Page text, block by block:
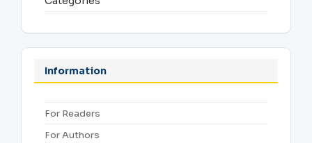
Information
For Readers
For Authors